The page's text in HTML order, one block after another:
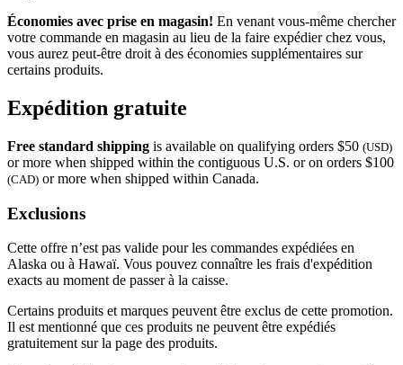
Économies avec prise en magasin! En venant vous-même chercher
votre commande en magasin au lieu de la faire expédier chez vous,
vous aurez peut-être droit à des économies supplémentaires sur
certains produits.
Expédition gratuite
Free standard shipping is available on qualifying orders $50 (USD)
or more when shipped within the contiguous U.S. or on orders $100
(CAD) or more when shipped within Canada.
Exclusions
Cette offre n’est pas valide pour les commandes expédiées en
Alaska ou à Hawaï. Vous pouvez connaître les frais d'expédition
exacts au moment de passer à la caisse.
Certains produits et marques peuvent être exclus de cette promotion.
Il est mentionné que ces produits ne peuvent être expédiés
gratuitement sur la page des produits.